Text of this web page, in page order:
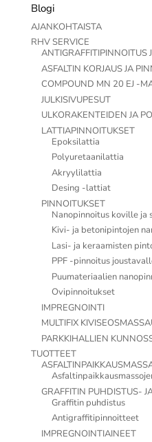
Blogi
AJANKOHTAISTA
RHV SERVICE
ANTIGRAFFITIPINNOITUS
ASFALTIN KORJAUS JA
COMPOUND MN 20 EJ -
JULKISIVUPESUT
ULKORAKENTEIDEN JA
LATTIAPINNOITUKSET
Epoksilattia
Polyuretaanilattia
Akryylilattia
Desing -lattiat
PINNOITUKSET
Nanopinnoitus koville ja
Kivi- ja betonipintojen
Lasi- ja keraamisten
PPF -pinnoitus
Puumateriaalien
Ovipinnoitukset
IMPREGNOINTI
MULTIFIX
PARKKIHALLIEN
TUOTTEET
GRAFFITIN PUHDISTUS-
Graffitin puhdistus
Antigraffitipinnoitteet
IMPREGNOINTIAINEET